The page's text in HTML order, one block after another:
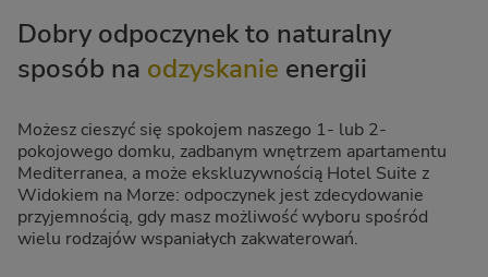
Dobry odpoczynek to naturalny
sposób na odzyskanie energii
Możesz cieszyć się spokojem naszego 1- lub 2-
pokojowego domku, zadbanym wnętrzem apartamentu
Mediterranea, a może ekskluzywnością Hotel Suite z
Widokiem na Morze: odpoczynek jest zdecydowanie
przyjemnością, gdy masz możliwość wyboru spośród
wielu rodzajów wspaniałych zakwaterowań.